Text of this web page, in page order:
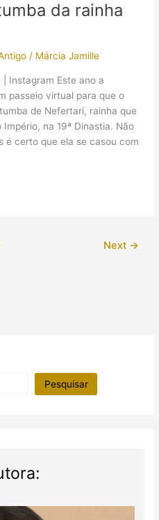
da rainha
/ Márcia Jamille
| Instagram Este ano a
passeio virtual para que o
de Nefertari, rainha que
na 19ª Dinastia. Não
é certo que ela se casou com
Next →
Pesquisar